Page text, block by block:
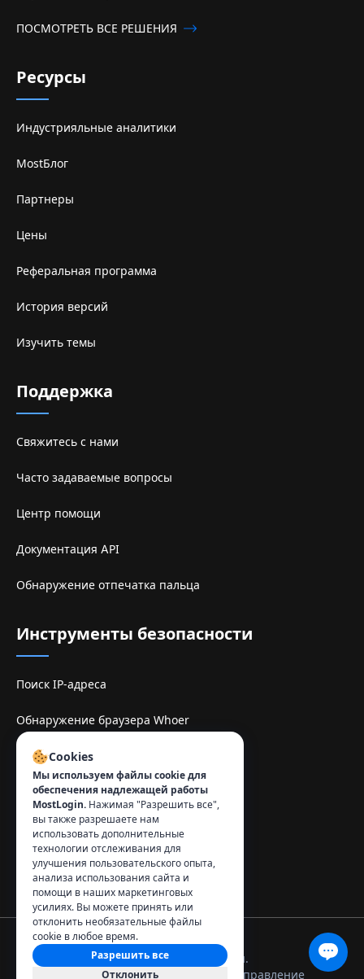
ПОСМОТРЕТЬ ВСЕ РЕШЕНИЯ
Ресурсы
Индустрияльные аналитики
MostБлог
Партнеры
Цены
Реферальная программа
История версий
Изучить темы
Поддержка
Свяжитесь с нами
Часто задаваемые вопросы
Центр помощи
Документация API
Обнаружение отпечатка пальца
Инструменты безопасности
Поиск IP-адреса
Обнаружение браузера Whoer
Sitio de espelhe TamilMV
Контакты:
info@mostlogin.com
© 2026 MostLogin. Все права защищены.
Условия Управление
Cookies
Мы используем файлы cookie для
обеспечения надлежащей работы
MostLogin. Нажимая "Разрешить все",
вы также разрешаете нам
использовать дополнительные
технологии отслеживания для
улучшения пользовательского опыта,
анализа использования сайта и
помощи в наших маркетинговых
усилиях. Вы можете принять или
отклонить необязательные файлы
cookie в любое время.
Разрешить все
Отклонить